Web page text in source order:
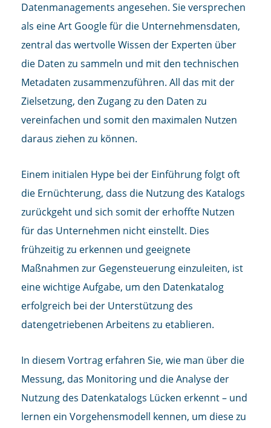
Datenmanagements angesehen. Sie versprechen
als eine Art Google für die Unternehmensdaten,
zentral das wertvolle Wissen der Experten über
die Daten zu sammeln und mit den technischen
Metadaten zusammenzuführen. All das mit der
Zielsetzung, den Zugang zu den Daten zu
vereinfachen und somit den maximalen Nutzen
daraus ziehen zu können.
Einem initialen Hype bei der Einführung folgt oft
die Ernüchterung, dass die Nutzung des Katalogs
zurückgeht und sich somit der erhoffte Nutzen
für das Unternehmen nicht einstellt. Dies
frühzeitig zu erkennen und geeignete
Maßnahmen zur Gegensteuerung einzuleiten, ist
eine wichtige Aufgabe, um den Datenkatalog
erfolgreich bei der Unterstützung des
datengetriebenen Arbeitens zu etablieren.
In diesem Vortrag erfahren Sie, wie man über die
Messung, das Monitoring und die Analyse der
Nutzung des Datenkatalogs Lücken erkennt – und
lernen ein Vorgehensmodell kennen, um diese zu